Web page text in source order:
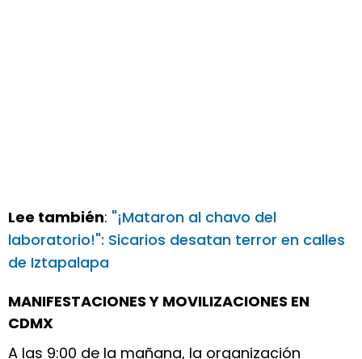
Lee también: "¡Mataron al chavo del
laboratorio!": Sicarios desatan terror en calles
de Iztapalapa
MANIFESTACIONES Y MOVILIZACIONES EN
CDMX
A las 9:00 de la mañana, la organización